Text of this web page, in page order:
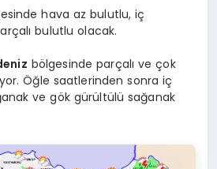
hava az bulutlu, iç
bulutlu olacak.
bölgesinde parçalı ve çok
Öğle saatlerinden sonra iç
ve gök gürültülü sağanak